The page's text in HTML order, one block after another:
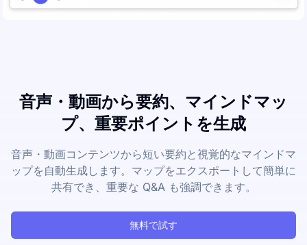
音声・動画から要約、マインドマッ
プ、重要ポイントを生成
音声・動画コンテンツから短い要約と視覚的なマインドマ
ップを自動生成します。マップをエクスポートして簡単に
共有でき、重要な Q&A も強調できます。
無料で試す